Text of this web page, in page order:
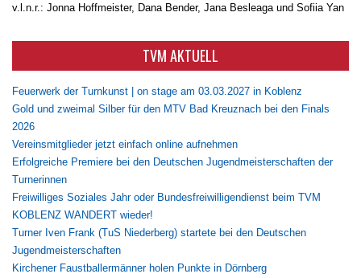
v.l.n.r.: Jonna Hoffmeister, Dana Bender, Jana Besleaga und Sofiia Yan
TVM AKTUELL
Feuerwerk der Turnkunst | on stage am 03.03.2027 in Koblenz
Gold und zweimal Silber für den MTV Bad Kreuznach bei den Finals
2026
Vereinsmitglieder jetzt einfach online aufnehmen
Erfolgreiche Premiere bei den Deutschen Jugendmeisterschaften der
Turnerinnen
Freiwilliges Soziales Jahr oder Bundesfreiwilligendienst beim TVM
KOBLENZ WANDERT wieder!
Turner Iven Frank (TuS Niederberg) startete bei den Deutschen
Jugendmeisterschaften
Kirchener Faustballermänner holen Punkte in Dörnberg